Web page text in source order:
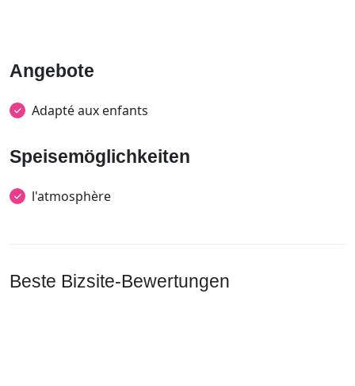
Angebote
Adapté aux enfants
Speisemöglichkeiten
l'atmosphère
Beste Bizsite-Bewertungen